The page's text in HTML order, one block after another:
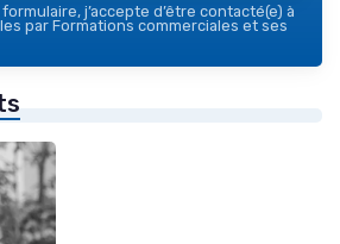
j’accepte d’être contacté(e) à
par Formations commerciales et ses